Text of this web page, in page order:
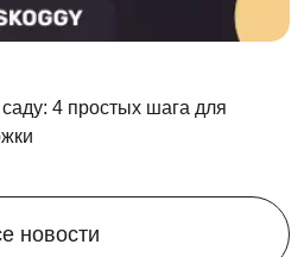
4 простых шага для
новости